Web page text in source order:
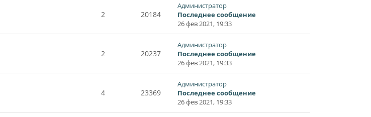
2 20184
Администратор
Последнее сообщение
26 фев 2021, 19:33
2 20237
Администратор
Последнее сообщение
26 фев 2021, 19:33
4 23369
Администратор
Последнее сообщение
26 фев 2021, 19:33